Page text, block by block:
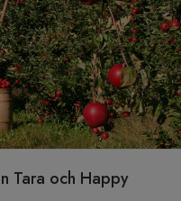
Tara och Happy